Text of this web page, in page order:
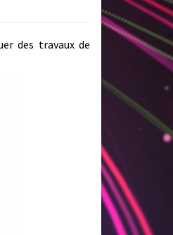
des travaux de